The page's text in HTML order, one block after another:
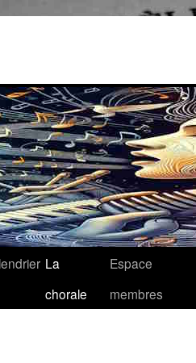
La
chorale
Espace
membres